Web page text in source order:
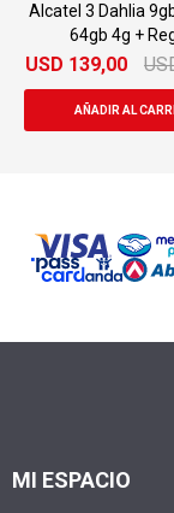
Alcatel 3 Dahlia
64gb 4g +
USD 139,00 USD
MI ESPACIO